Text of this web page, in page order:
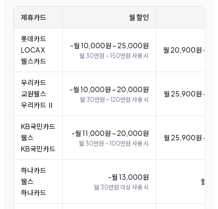
제휴카드 월 할인
롯데카드
LOCA X
웰스카드
-월 10,000원 ~ 25,000원
월 30만원 ~ 150만원 사용 시
월 20,900원 ~
우리카드
교원웰스
우리카드 Ⅱ
-월 10,000원 ~ 20,000원
월 30만원 ~ 120만원 사용 시
월 25,900원 ~
KB국민카드
웰스
KB국민카드
-월 11,000원 ~ 20,000원
월 30만원 ~ 100만원 사용 시
월 25,900원 ~
하나카드
웰스
하나카드
-월 13,000원
월 30만원 이상 사용 시
월